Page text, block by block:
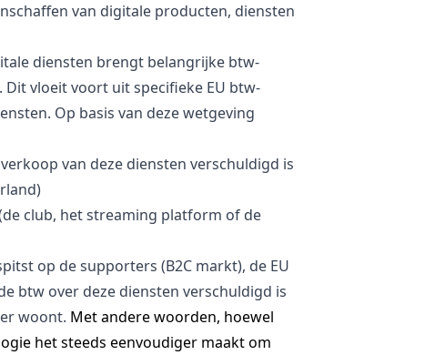
van digitale producten, diensten
diensten brengt belangrijke btw-
vloeit voort uit specifieke EU btw-
Op basis van deze wetgeving
van deze diensten verschuldigd is
club, het streaming platform of de
op de supporters (B2C markt), de EU
btw over deze diensten verschuldigd is
woont. Met andere woorden, hoewel
het steeds eenvoudiger maakt om